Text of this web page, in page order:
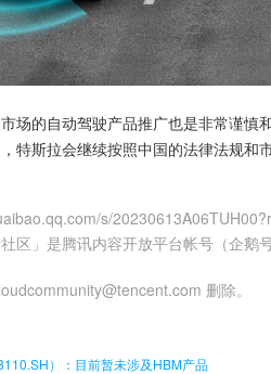
场的自动驾驶产品推广也是非常谨
特斯拉会继续按照中国的法律法规和
s/
区」是腾讯内容开放平台帐号（企鹅
删除。
）：目前暂未涉及HBM产品